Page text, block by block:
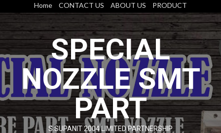
content
Home CONTACT US ABOUT US PRODUCT
SPECIAL
NOZZLE SMT
PART
S.SUPANIT 2004 LIMITED PARTNERSHIP